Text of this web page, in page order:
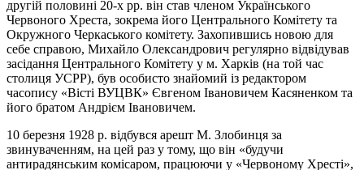
другій половині 20-х рр. він став членом Українського
Червоного Хреста, зокрема його Центрального Комітету та
Окружного Черкаського комітету. Захопившись новою для
себе справою, Михайло Олександрович регулярно відвідував
засідання Центрального Комітету у м. Харків (на той час
столиця УСРР), був особисто знайомий із редактором
часопису «Вісті ВУЦВК» Євгеном Івановичем Касяненком та
його братом Андрієм Івановичем.
10 березня 1928 р. відбувся арешт М. Злобинця за
звинуваченням, на цей раз у тому, що він «будучи
антирадянським комісаром, працюючи у «Червоному Хресті»,